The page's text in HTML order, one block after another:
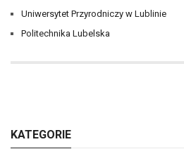
Uniwersytet Przyrodniczy w Lublinie
Politechnika Lubelska
KATEGORIE